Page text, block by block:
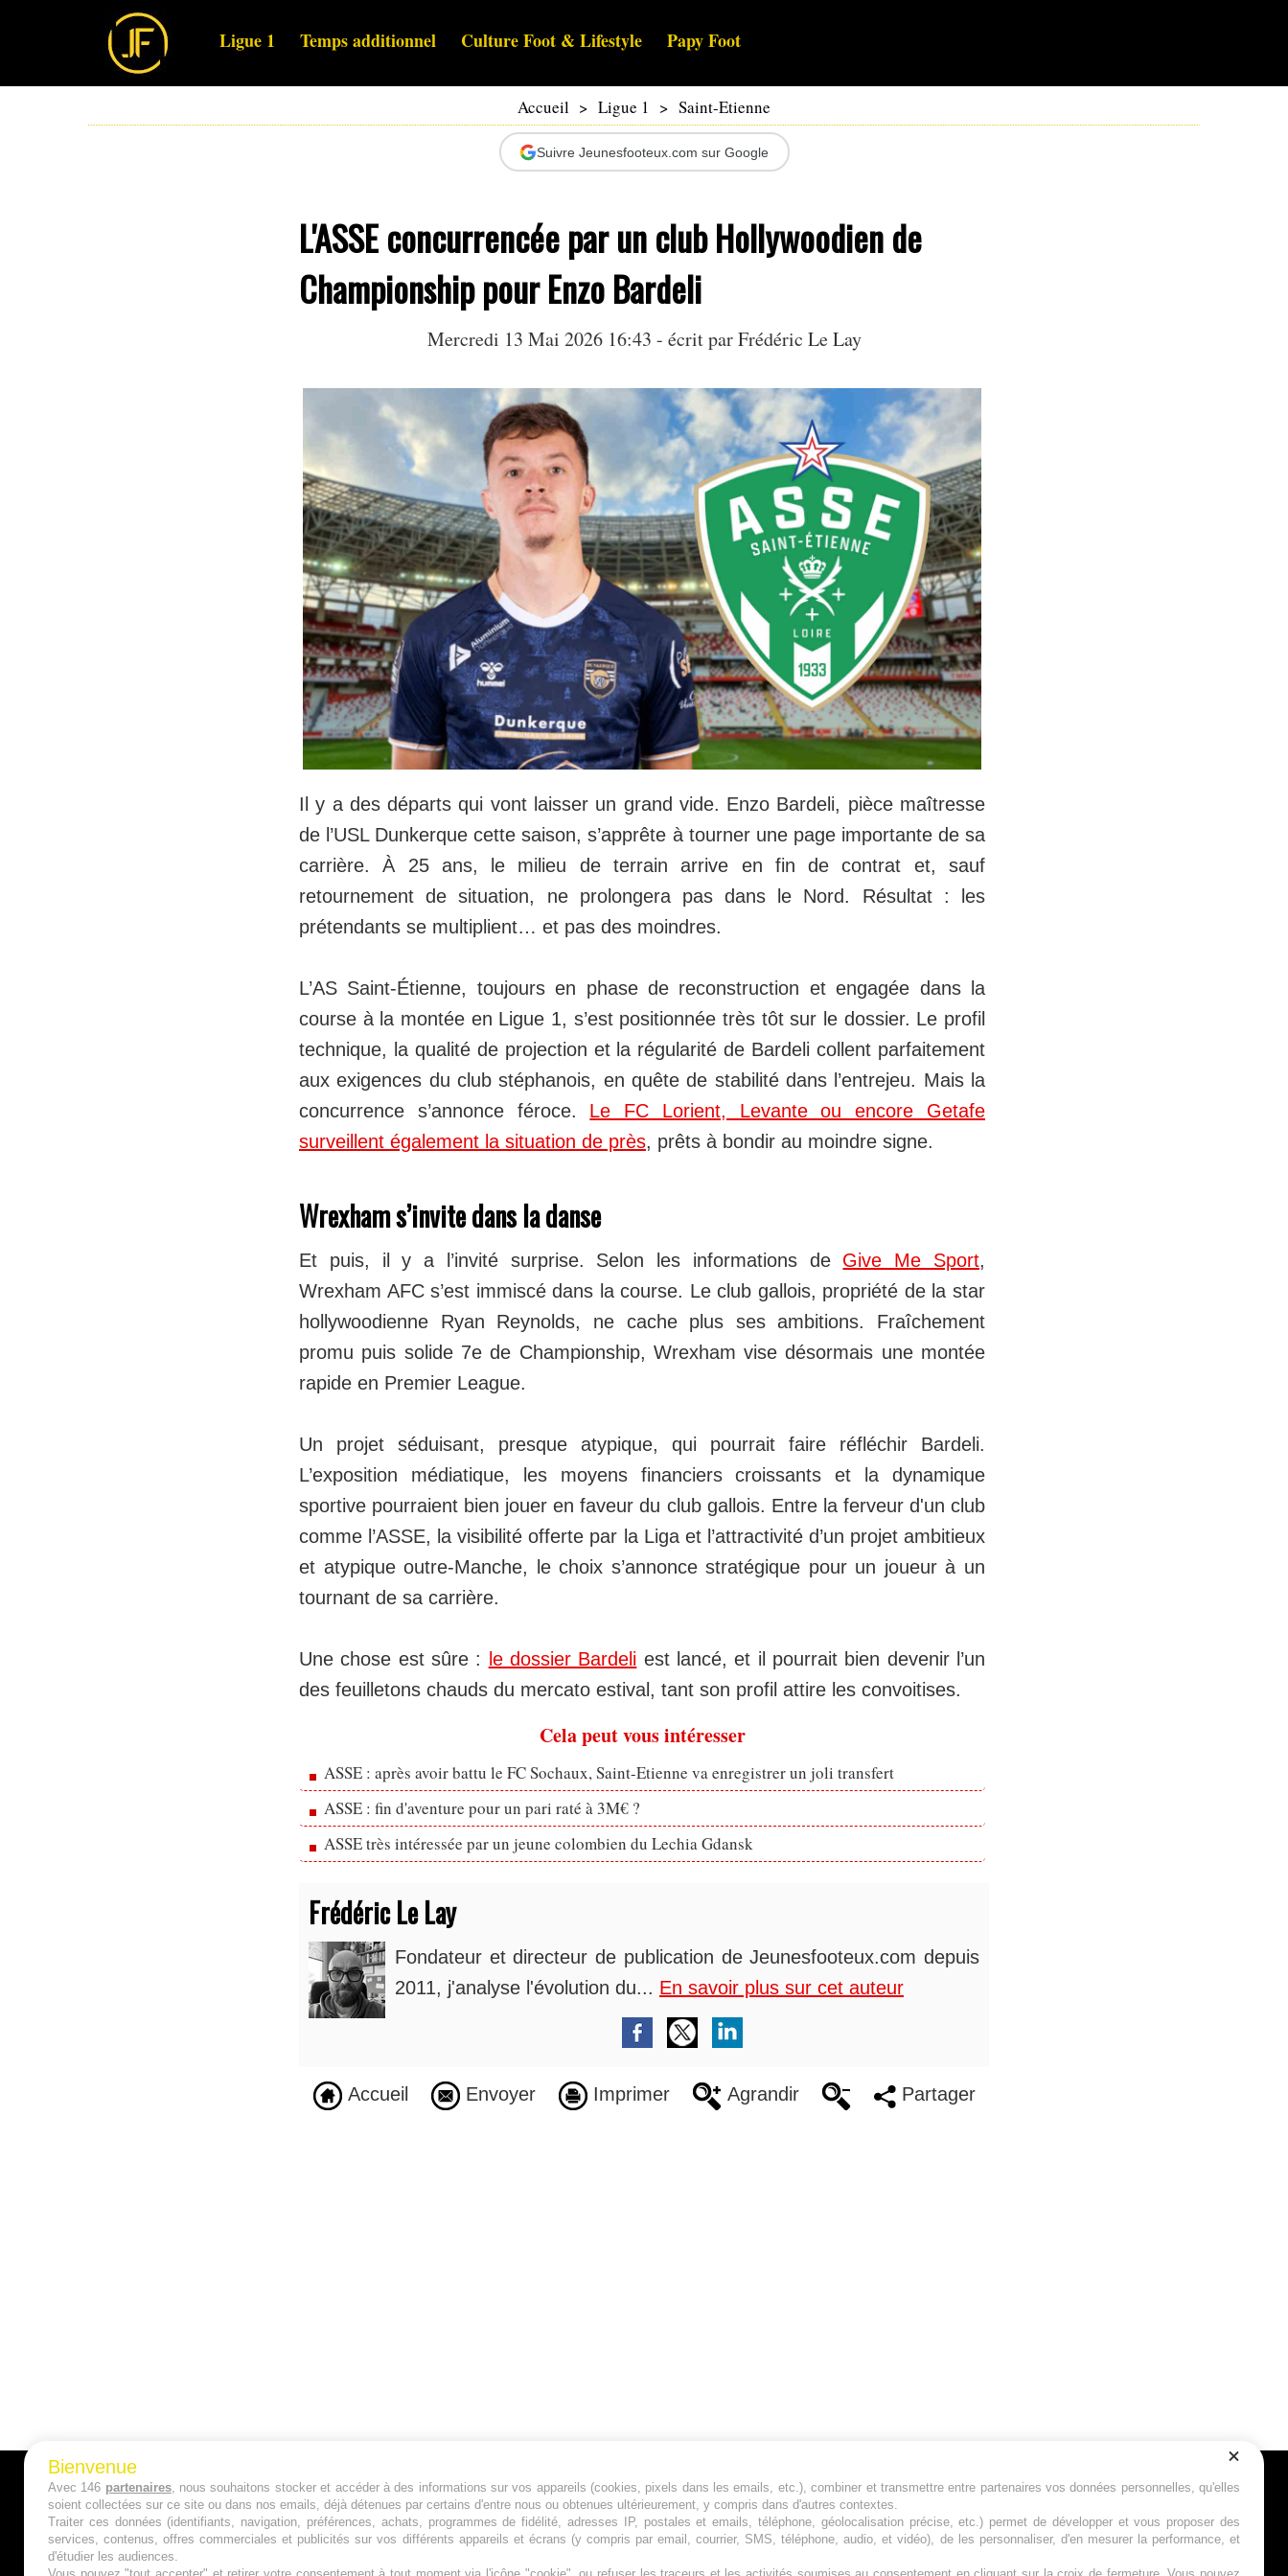
Ligue 1 Temps additionnel Culture Foot & Lifestyle Papy Foot
Accueil > Ligue 1 > Saint-Etienne
Suivre Jeunesfooteux.com sur Google
L'ASSE concurrencée par un club Hollywoodien de
Championship pour Enzo Bardeli
Mercredi 13 Mai 2026 16:43 - écrit parFrédéric Le Lay
Il y a des départs qui vont laisser un grand vide. Enzo Bardeli, pièce maîtresse
de l’USL Dunkerque cette saison, s’apprête à tourner une page importante de sa
carrière. À 25 ans, le milieu de terrain arrive en fin de contrat et, sauf
retournement de situation, ne prolongera pas dans le Nord. Résultat : les
prétendants se multiplient… et pas des moindres.
L’AS Saint-Étienne, toujours en phase de reconstruction et engagée dans la
course à la montée en Ligue 1, s’est positionnée très tôt sur le dossier. Le profil
technique, la qualité de projection et la régularité de Bardeli collent parfaitement
aux exigences du club stéphanois, en quête de stabilité dans l’entrejeu. Mais la
concurrence s’annonce féroce. Le FC Lorient, Levante ou encore Getafe
surveillent également la situation de près, prêts à bondir au moindre signe.
Wrexham s’invite dans la danse
Et puis, il y a l’invité surprise. Selon les informations de Give Me Sport,
Wrexham AFC s’est immiscé dans la course. Le club gallois, propriété de la star
hollywoodienne Ryan Reynolds, ne cache plus ses ambitions. Fraîchement
promu puis solide 7e de Championship, Wrexham vise désormais une montée
rapide en Premier League.
Un projet séduisant, presque atypique, qui pourrait faire réfléchir Bardeli.
L’exposition médiatique, les moyens financiers croissants et la dynamique
sportive pourraient bien jouer en faveur du club gallois. Entre la ferveur d'un club
comme l’ASSE, la visibilité offerte par la Liga et l’attractivité d’un projet ambitieux
et atypique outre-Manche, le choix s’annonce stratégique pour un joueur à un
tournant de sa carrière.
Une chose est sûre : le dossier Bardeli est lancé, et il pourrait bien devenir l’un
des feuilletons chauds du mercato estival, tant son profil attire les convoitises.
Cela peut vous intéresser
ASSE : après avoir battu le FC Sochaux, Saint-Etienne va enregistrer un joli transfert
ASSE : fin d'aventure pour un pari raté à 3M€ ?
ASSE très intéressée par un jeune colombien du Lechia Gdansk
Frédéric Le Lay
Fondateur et directeur de publication de Jeunesfooteux.com depuis
2011, j'analyse l'évolution du... En savoir plus sur cet auteur
Accueil Envoyer Imprimer Agrandir Partager
A PROPOS
Qui sommes nous ?
Mentions Légales
Jeunesfooteux est un média sportif qui traite
principalement de l'actualité de la Ligue 1 et
des grosses actualités de la Ligue 2 et du
Suivez-nous
Bienvenue
Avec 146 partenaires, nous souhaitons stocker et accéder à des informations sur vos appareils (cookies, pixels dans les emails, etc.), combiner et transmettre entre partenaires vos données personnelles, qu'elles
soient collectées sur ce site ou dans nos emails, déjà détenues par certains d'entre nous ou obtenues ultérieurement, y compris dans d'autres contextes.
Traiter ces données (identifiants, navigation, préférences, achats, programmes de fidélité, adresses IP, postales et emails, téléphone, géolocalisation précise, etc.) permet de développer et vous proposer des
services, contenus, offres commerciales et publicités sur vos différents appareils et écrans (y compris par email, courrier, SMS, téléphone, audio, et vidéo), de les personnaliser, d'en mesurer la performance, et
d'étudier les audiences.